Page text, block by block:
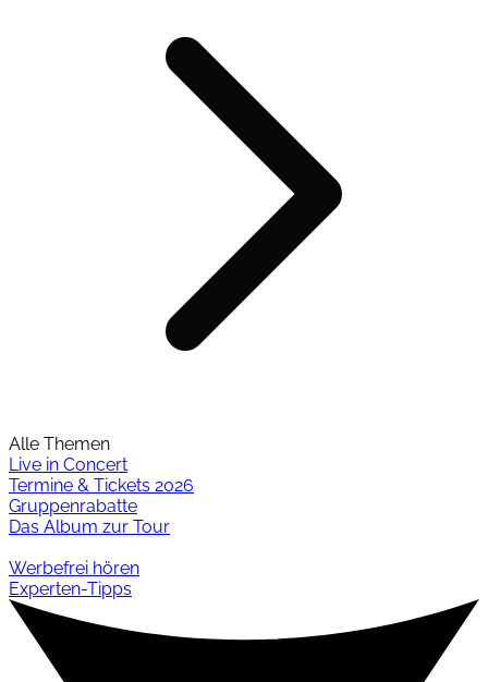
Alle Themen
Live in Concert
Termine & Tickets 2026
Gruppenrabatte
Das Album zur Tour
Werbefrei hören
Experten-Tipps